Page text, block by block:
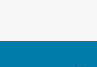
滤芯的内外表面都非常